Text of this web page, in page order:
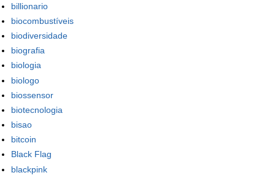
billionario
biocombustíveis
biodiversidade
biografia
biologia
biologo
biossensor
biotecnologia
bisao
bitcoin
Black Flag
blackpink